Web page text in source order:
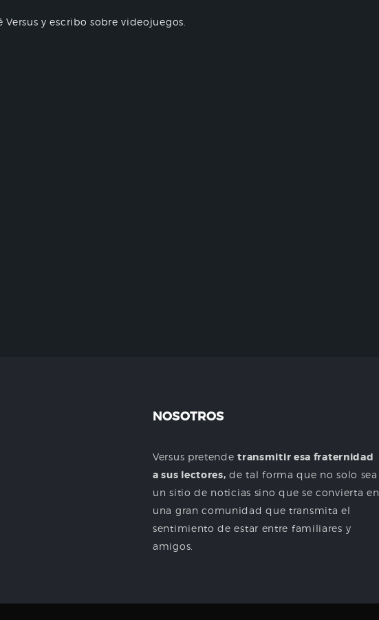
Versus y escribo sobre videojuegos.
NOSOTROS
Versus pretendetransmitir esa fraternidad
a sus lectores, de tal forma que no solo sea
un sitio de noticias sino que se convierta en
una gran comunidad que transmita el
sentimiento de estar entre familiares y
amigos.